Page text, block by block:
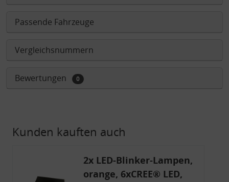
Passende Fahrzeuge
Vergleichsnummern
Bewertungen 0
Kunden kauften auch
2x LED-Blinker-Lampen,
orange, 6xCREE® LED,